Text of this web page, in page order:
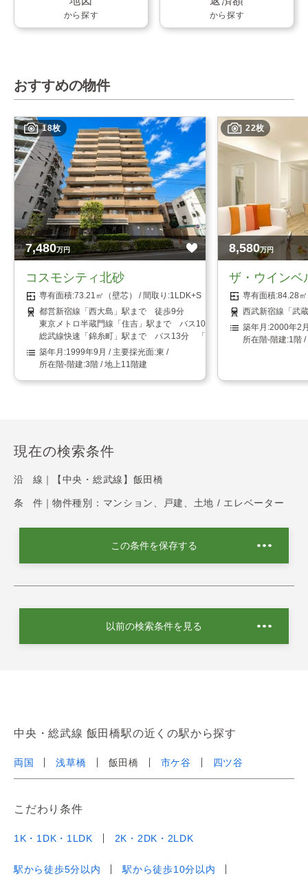
から探す から探す
おすすめの物件
18枚
7,480万円
コスモシティ北砂
73.21㎡（壁芯）
1LDK+S（納戸）
都営新宿線「西大島」駅まで 徒歩9分
東京メトロ半蔵門線「住吉」駅まで バス10分 「小名木川小学校前
総武線快速「錦糸町」駅まで バス13分 「小名木川小学校前」停ま
1999年9月
東
3階 / 地上11階建
22枚
8,580万円
ザ・ウインベ
84.28
西武新宿線「武
2000年2
1階
現在の検索条件
沿 線｜ 【中央・総武線】飯田橋
条 件｜ 物件種別：マンション、戸建、土地 / エレベーター
この条件を保存する
以前の検索条件を見る
中央・総武線 飯田橋駅の近くの駅から探す
両国 浅草橋 飯田橋 市ケ谷 四ツ谷
こだわり条件
1K・1DK・1LDK 2K・2DK・2LDK
駅から徒歩5分以内
駅から徒歩10分以内